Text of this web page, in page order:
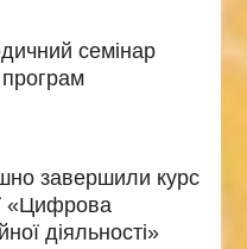
семінар
завершили курс
«Цифрова
діяльності»